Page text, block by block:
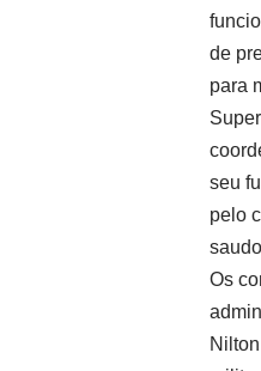
de
para
seu
pelo
Os